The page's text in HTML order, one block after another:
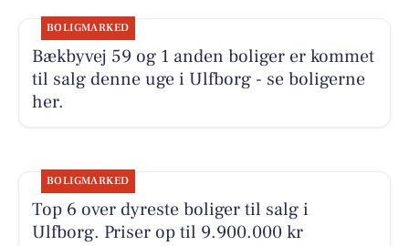
BOLIGMARKED
Bækbyvej 59 og 1 anden boliger er kommet
til salg denne uge i Ulfborg - se boligerne
her.
BOLIGMARKED
Top 6 over dyreste boliger til salg i
Ulfborg. Priser op til 9.900.000 kr